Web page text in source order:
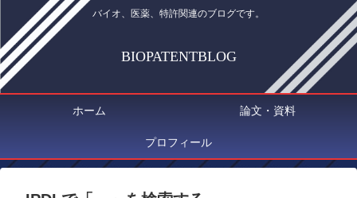
バイオ、医薬、特許関連のブログです。
BIOPATENTBLOG
ホーム 論文・資料
プロフィール